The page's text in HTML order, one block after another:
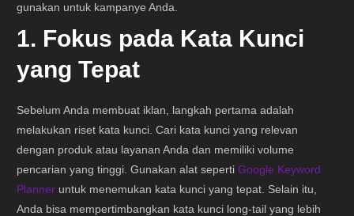
gunakan untuk kampanye Anda.
1. Fokus pada Kata Kunci
yang Tepat
Sebelum Anda membuat iklan, langkah pertama adalah
melakukan riset kata kunci. Cari kata kunci yang relevan
dengan produk atau layanan Anda dan memiliki volume
pencarian yang tinggi. Gunakan alat sepertiGoogle Keyword
Planner untuk menemukan kata kunci yang tepat. Selain itu,
Anda bisa mempertimbangkan kata kunci long-tail yang lebih